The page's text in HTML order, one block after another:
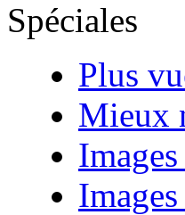
Spéciales
Plus
Mieux